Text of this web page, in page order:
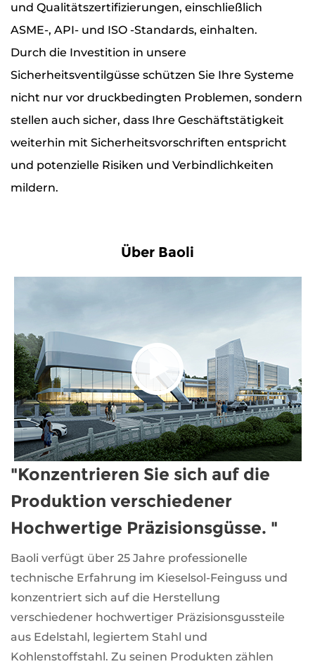
und Qualitätszertifizierungen, einschließlich
ASME-, API- und ISO -Standards, einhalten.
Durch die Investition in unsere
Sicherheitsventilgüsse schützen Sie Ihre Systeme
nicht nur vor druckbedingten Problemen, sondern
stellen auch sicher, dass Ihre Geschäftstätigkeit
weiterhin mit Sicherheitsvorschriften entspricht
und potenzielle Risiken und Verbindlichkeiten
mildern.
Über Baoli
"Konzentrieren Sie sich auf die
Produktion verschiedener
Hochwertige Präzisionsgüsse. "
Baoli verfügt über 25 Jahre professionelle
technische Erfahrung im Kieselsol-Feinguss und
konzentriert sich auf die Herstellung
verschiedener hochwertiger Präzisionsgussteile
aus Edelstahl, legiertem Stahl und
Kohlenstoffstahl. Zu seinen Produkten zählen